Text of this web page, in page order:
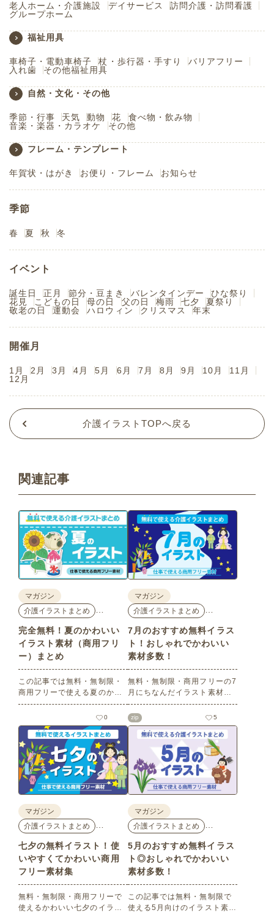
老人ホーム・介護施設 デイサービス
訪問介護・訪問看護
グループホーム
福祉用具
車椅子・電動車椅子 杖・歩行器・手すり
バリアフリー
入れ歯
その他福祉用具
自然・文化・その他
季節・行事 天気 動物 花
食べ物・飲み物
音楽・楽器・カラオケ
その他
フレーム・テンプレート
年賀状・はがき お便り・フレーム お知らせ
季節
春 夏 秋 冬
イベント
誕生日 正月 節分・豆まき バレンタインデー
ひな祭り
花見
こどもの日 母の日 父の日 梅雨 七夕
夏祭り
敬老の日
運動会 ハロウィン クリスマス 年末
開催月
1月 2月 3月 4月 5月 6月 7月 8月 9月 10月
11月
12月
介護イラストTOPへ戻る
関連記事
マガジン
介護イラストまとめ
完全無料！夏のかわいい
イラスト素材（商用フリ
ー）まとめ
この記事では無料・無制限・
商用フリーで使える夏のかわ
いいイラスト素材を多数ご紹
介いたします。夏の花である
ひまわりや朝顔、夏祭り、花
火、七夕など夏ならではのか
わいいイラストをご用意！ポ
スターやパンフレットなどで
使いやすいテイストなので、
ぜひご活用ください。
0
マガジン
介護イラストまとめ
7月のおすすめ無料イラス
ト！おしゃれでかわいい
素材多数！
無料・無制限・商用フリーの7
月にちなんだイラスト素材を
多数ご紹介します。どれも印
刷に適した解像度で、点数制
限なしで自由に使える素材ば
かり♪どなたでもご利用いただ
けます！ぜひご活用くださ
い。
zip 5
マガジン
介護イラストまとめ
七夕の無料イラスト！使
いやすくてかわいい商用
フリー素材集
無料・無制限・商用フリーで
使えるかわいい七夕のイラス
マガジン
介護イラストまとめ
5月のおすすめ無料イラス
ト◎おしゃれでかわいい
素材多数！
この記事では無料・無制限で
使える5月向けのイラスト素材